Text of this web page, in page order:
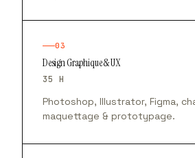
03
Design Graphique & UX
35 H
Photoshop, Illustrator, Figma,
maquettage & prototypage.